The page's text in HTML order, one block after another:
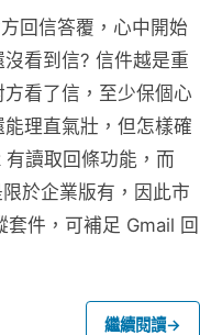
回信答覆，心中開始
看到信? 信件越是重
看了信，至少保個心
理直氣壯，但怎樣確
讀取回條功能，而
於企業版有，因此市
件，可補足 Gmail 回
繼續閱讀→